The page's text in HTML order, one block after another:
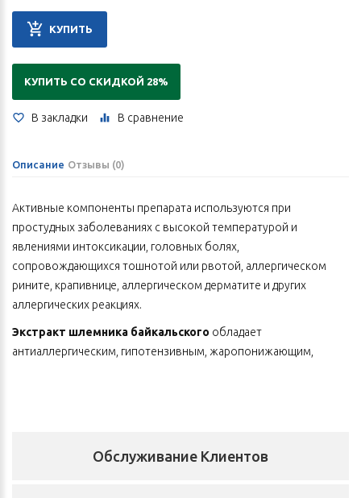
КУПИТЬ
КУПИТЬ СО СКИДКОЙ 28%
В закладки В сравнение
Описание Отзывы (0)
Активные компоненты препарата используются при
простудных заболеваниях с высокой температурой и
явлениями интоксикации, головных болях,
сопровождающихся тошнотой или рвотой, аллергическом
рините, крапивнице, аллергическом дерматите и других
аллергических реакциях.
Экстракт шлемника байкальского обладает
антиаллергическим, гипотензивным, жаропонижающим,
компонентов в китайской медицине для облегчения головных
Обслуживание Клиентов